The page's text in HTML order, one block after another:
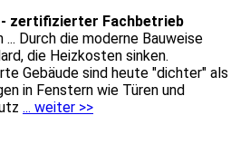
zertifizierter Fachbetrieb
... Durch die moderne Bauweise
die Heizkosten sinken.
Gebäude sind heute "dichter" als
in Fenstern wie Türen und
... weiter >>